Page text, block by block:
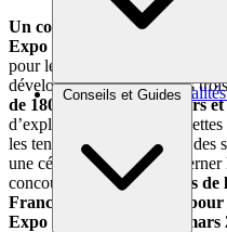
Brèves et actus
Conseils et Guides
Un concentré d’inspiration
Expo Paris
a été une véritable
pour les entrepreneurs en
développement. Durant ces
de 180 conférences, ateliers
d’explorer les multiples
les tendances et évolutions des
une cérémonie afin de
concours :
Les Révélations
Franchise.
Rendez-vous
Expo Paris du 15 au 1
7 mars